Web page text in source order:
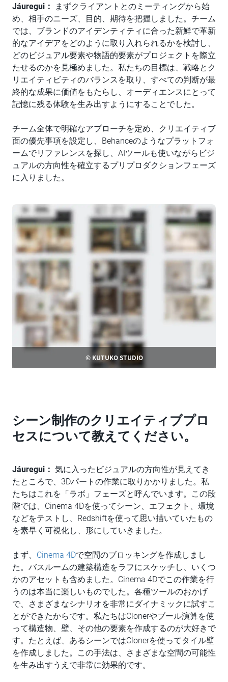
Jáuregui：
まずクライアントとのミーティングから始
め、相手のニーズ、目的、期待を把握しました。チーム
では、ブランドのアイデンティティに合った新鮮で革新
的なアイデアをどのように取り入れられるかを検討し、
どのビジュアル要素や物語的要素がプロジェクトを際立
たせるのかを見極めました。私たちの目標は、戦略とク
リエイティビティのバランスを取り、すべての判断が最
終的な成果に価値をもたらし、オーディエンスにとって
記憶に残る体験を生み出すようにすることでした。
チーム全体で明確なアプローチを定め、クリエイティブ
面の優先事項を設定し、Behanceのようなプラットフォ
ームでリファレンスを探し、AIツールも使いながらビジ
ュアルの方向性を確立するプリプロダクションフェーズ
に入りました。
© KUTUKO STUDIO
シーン制作のクリエイティブプロ
セスについて教えてください。
Jáuregui： 気に入ったビジュアルの方向性が見えてき
たところで、3Dパートの作業に取りかかりました。私
たちはこれを「ラボ」フェーズと呼んでいます。この段
階では、Cinema 4Dを使ってシーン、エフェクト、環境
などをテストし、Redshiftを使って思い描いていたもの
を素早く可視化し、形にしていきました。
まず、 Cinema 4Dで空間のブロッキングを作成しまし
た。バスルームの建築構造をラフにスケッチし、いくつ
かのアセットも含めました。Cinema 4Dでこの作業を行
うのは本当に楽しいものでした。各種ツールのおかげ
で、さまざまなシナリオを非常にダイナミックに試すこ
とができたからです。私たちはClonerやブール演算を使
って構造物、壁、その他の要素を作成するのが大好きで
す。たとえば、あるシーンではClonerを使ってタイル壁
を作成しました。この手法は、さまざまな空間の可能性
を生み出すうえで非常に効果的です。